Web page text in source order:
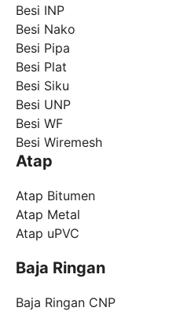
Besi INP
Besi Nako
Besi Pipa
Besi Plat
Besi Siku
Besi UNP
Besi WF
Besi Wiremesh
Atap
Atap Bitumen
Atap Metal
Atap uPVC
Baja Ringan
Baja Ringan CNP